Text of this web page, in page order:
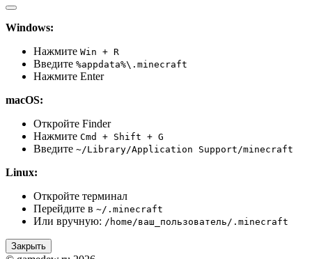
Windows:
Нажмите Win + R
Введите %appdata%\.minecraft
Нажмите Enter
macOS:
Откройте Finder
Нажмите Cmd + Shift + G
Введите ~/Library/Application Support/minecraft
Linux:
Откройте терминал
Перейдите в ~/.minecraft
Или вручную: /home/ваш_пользователь/.minecraft
Закрыть